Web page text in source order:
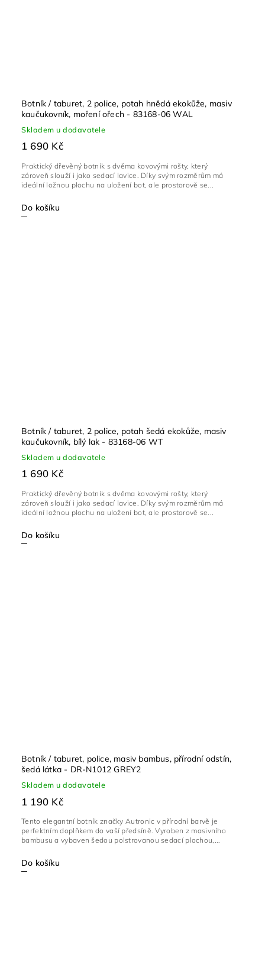
Botník / taburet, 2 police, potah hnědá ekokůže, masiv
kaučukovník, moření ořech - 83168-06 WAL
Skladem u dodavatele
1 690 Kč
Do košíku
Praktický dřevěný botník s dvěma kovovými rošty, který
zároveň slouží i jako sedací lavice. Díky svým rozměrům má
ideální ložnou plochu na uložení bot, ale prostorově se...
Botník / taburet, 2 police, potah šedá ekokůže, masiv
kaučukovník, bílý lak - 83168-06 WT
Skladem u dodavatele
1 690 Kč
Do košíku
Praktický dřevěný botník s dvěma kovovými rošty, který
zároveň slouží i jako sedací lavice. Díky svým rozměrům má
ideální ložnou plochu na uložení bot, ale prostorově se...
Botník / taburet, police, masiv bambus, přírodní odstín,
šedá látka - DR-N1012 GREY2
Skladem u dodavatele
1 190 Kč
Do košíku
Tento elegantní botník značky Autronic v přírodní barvě je
perfektním doplňkem do vaší předsíně. Vyroben z masivního
bambusu a vybaven šedou polstrovanou sedací plochou,...